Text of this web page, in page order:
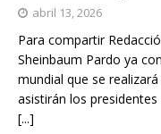
abril 13, 2026
Para compartir
Sheinbaum Pardo ya
mundial que se
asistirán los
[...]